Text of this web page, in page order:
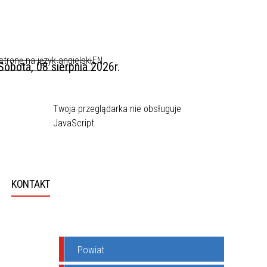
EN
Twoja przeglądarka nie obsługuje
JavaScript
08 sierpnia 2026r.
KONTAKT
Powiat